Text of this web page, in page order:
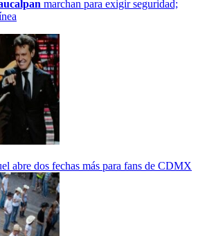
marchan para exigir seguridad;
abre dos fechas más para fans de CDMX